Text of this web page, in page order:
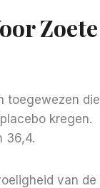
Zoete
toegewezen die
kregen.
36,4.
van de